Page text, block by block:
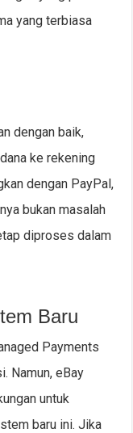
yang terbiasa
dengan baik,
ke rekening
dengan PayPal,
bukan masalah
diproses dalam
Baru
Payments
Namun, eBay
untuk
baru ini. Jika